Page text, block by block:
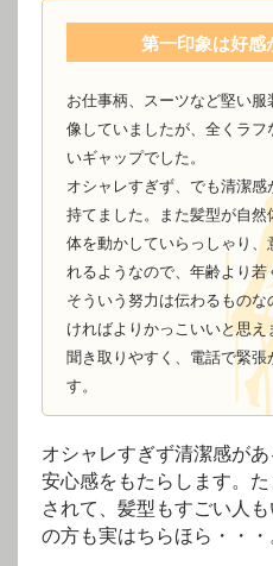
第一印象は好感
お仕事柄、スーツなど堅い
像していましたが、全くラ
いギャップでした。
オシャレすぎず、でも清潔
持てました。また髪型が自
体を動かしていらっしゃり
れるようなので、年齢より若
そういう努力は伝わるもの
ければよりかっこいいと思
聞き取りやすく、電話で緊
す。
オシャレすぎず清潔感が
安心感をもたらします。
されて、髪型もすごい人
の方も実はちらほら・・・